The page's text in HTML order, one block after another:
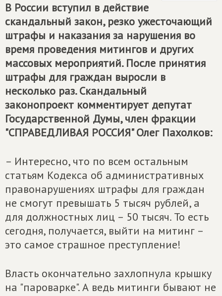
В России вступил в действие
скандальный закон, резко ужесточающий
штрафы и наказания за нарушения во
время проведения митингов и других
массовых мероприятий. После принятия
штрафы для граждан выросли в
несколько раз. Скандальный
законопроект комментирует депутат
Государственной Думы, член фракции
"СПРАВЕДЛИВАЯ РОССИЯ" Олег Пахолков:
– Интересно, что по всем остальным
статьям Кодекса об административных
правонарушениях штрафы для граждан
не смогут превышать 5 тысяч рублей, а
для должностных лиц – 50 тысяч. То есть
сегодня, получается, выйти на митинг –
это самое страшное преступление!
Власть окончательно захлопнула крышку
на "пароварке". А ведь митинги бывают не